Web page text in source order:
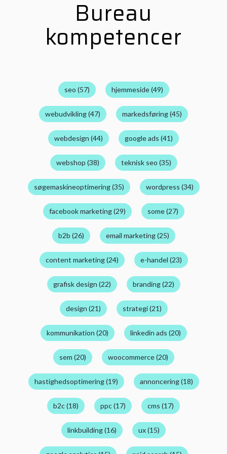
Bureau
kompetencer
seo (57) hjemmeside (49)
webudvikling (47) markedsføring (45)
webdesign (44) google ads (41)
webshop (38) teknisk seo (35)
søgemaskineoptimering (35) wordpress (34)
facebook marketing (29) some (27)
b2b (26) email marketing (25)
content marketing (24) e-handel (23)
grafisk design (22) branding (22)
design (21) strategi (21)
kommunikation (20) linkedin ads (20)
sem (20) woocommerce (20)
hastighedsoptimering (19) annoncering (18)
b2c (18) ppc (17) cms (17)
linkbuilding (16) ux (15)